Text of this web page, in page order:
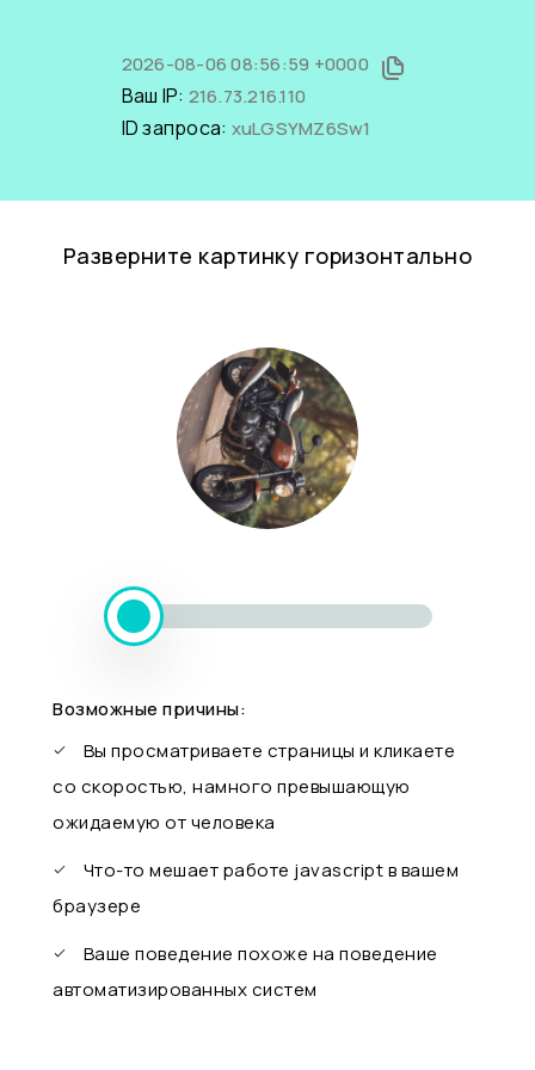
2026-08-06 08:56:59 +0000
Ваш IP: 216.73.216.110
ID запроса: xuLGSYMZ6Sw1
Разверните картинку горизонтально
Возможные причины:
Вы просматриваете страницы и кликаете
со скоростью, намного превышающую
ожидаемую от человека
Что-то мешает работе javascript в вашем
браузере
Ваше поведение похоже на поведение
автоматизированных систем